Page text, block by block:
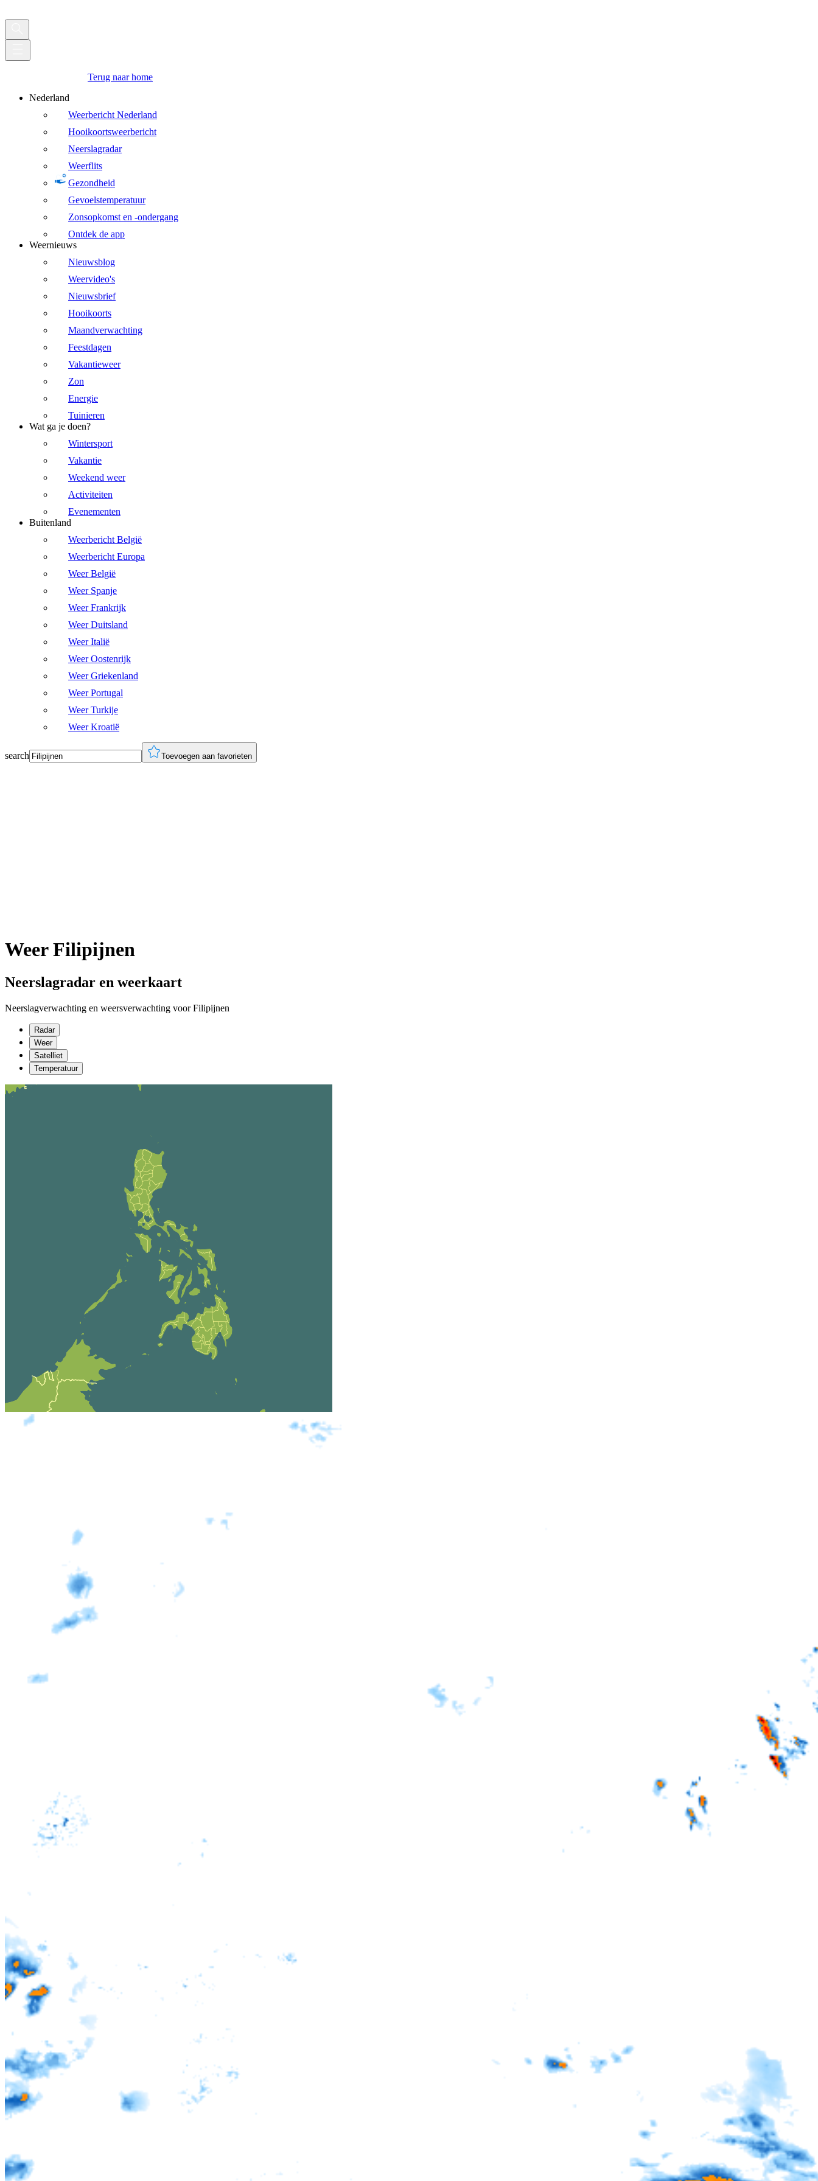
Terug naar home
Nederland
Weerbericht Nederland
Hooikoortsweerbericht
Neerslagradar
Weerflits
Gezondheid
Gevoelstemperatuur
Zonsopkomst en -ondergang
Ontdek de app
Weernieuws
Nieuwsblog
Weervideo's
Nieuwsbrief
Hooikoorts
Maandverwachting
Feestdagen
Vakantieweer
Zon
Energie
Tuinieren
Wat ga je doen?
Wintersport
Vakantie
Weekend weer
Activiteiten
Evenementen
Buitenland
Weerbericht België
Weerbericht Europa
Weer België
Weer Spanje
Weer Frankrijk
Weer Duitsland
Weer Italië
Weer Oostenrijk
Weer Griekenland
Weer Portugal
Weer Turkije
Weer Kroatië
search Toevoegen aan favorieten
Weer Filipijnen
Neerslagradar en weerkaart
Neerslagverwachting en weersverwachting voor Filipijnen
Radar
Weer
Satelliet
Temperatuur